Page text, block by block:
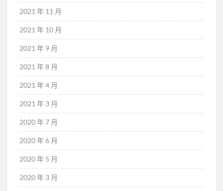
2021 年 11 月
2021 年 10 月
2021 年 9 月
2021 年 8 月
2021 年 4 月
2021 年 3 月
2020 年 7 月
2020 年 6 月
2020 年 5 月
2020 年 3 月